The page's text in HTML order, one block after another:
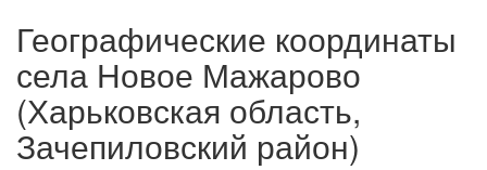
Географические координаты
села Новое Мажарово
(Харьковская область,
Зачепиловский район)